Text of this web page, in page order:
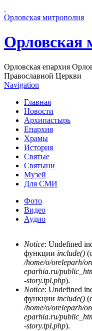
Орловская митрополия
Орловская
Орловская епархия
Православной Церкви
Navigation
Главная
Новости
Архипастырь
Епархия
Храмы
История
Святые
Святыни
Музей
Для СМИ
Фото
Видео
Аудио
Сообщение об
Notice: Undefined
функции include()
/home/o/oreleparh/
eparhia.ru/
-story.tpl.php).
Notice: Undefined
функции include()
/home/o/oreleparh/
eparhia.ru/
-story.tpl.php).